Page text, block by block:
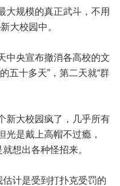
规模的真正武斗，不用
大校园中。
央宣布撤消各高校的文
五十多天”，第二天就“群
大校园疯了，几乎所有
光是戴上高帽不过瘾，
想出各种怪招来。
计是受到打扑克受罚的